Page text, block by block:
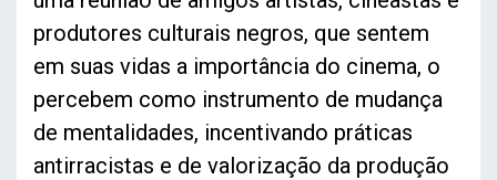
produtores culturais negros, que sentem
em suas vidas a importância do cinema, o
percebem como instrumento de mudança
de mentalidades, incentivando práticas
antirracistas e de valorização da produção